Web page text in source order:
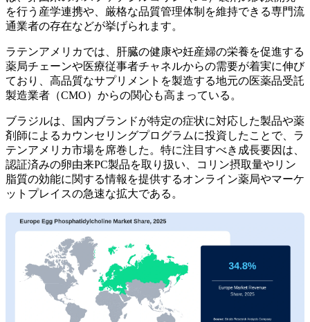
を行う産学連携や、厳格な品質管理体制を維持できる専門流
通業者の存在などが挙げられます。
ラテンアメリカでは、肝臓の健康や妊産婦の栄養を促進する
薬局チェーンや医療従事者チャネルからの需要が着実に伸び
ており、高品質なサプリメントを製造する地元の医薬品受託
製造業者（CMO）からの関心も高まっている。
ブラジルは、国内ブランドが特定の症状に対応した製品や薬
剤師によるカウンセリングプログラムに投資したことで、ラ
テンアメリカ市場を席巻した。特に注目すべき成長要因は、
認証済みの卵由来PC製品を取り扱い、コリン摂取量やリン
脂質の効能に関する情報を提供するオンライン薬局やマーケ
ットプレイスの急速な拡大である。